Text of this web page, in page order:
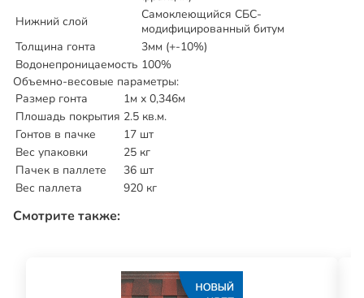
Нижний слой
Самоклеющийся СБС-
модифицированный битум
Толщина гонта
3мм (+-10%)
Водонепроницаемость 100%
Объемно-весовые параметры:
Размер гонта
1м х 0,346м
Плошадь покрытия 2.5 кв.м.
Гонтов в пачке
17 шт
Вес упаковки
25 кг
Пачек в паллете
36 шт
Вес паллета
920 кг
Смотрите также: